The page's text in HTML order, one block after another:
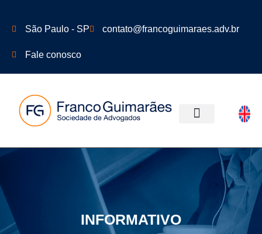
São Paulo - SP contato@francoguimaraes.adv.br
Fale conosco
INFORMATIVO